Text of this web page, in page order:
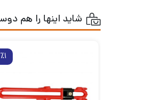
شاید اینها را هم
٪1